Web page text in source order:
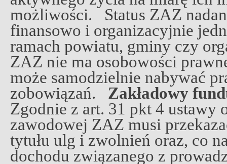
możliwości. Status ZAZ
finansowo i organizacyjnie
ramach powiatu, gminy czy
ZAZ nie ma osobowości
może samodzielnie nabywać
zobowiązań. Zakładowy
Zgodnie z art. 31 pkt 4 ustawy
zawodowej ZAZ musi
tytułu ulg i zwolnień oraz, co
dochodu związanego z